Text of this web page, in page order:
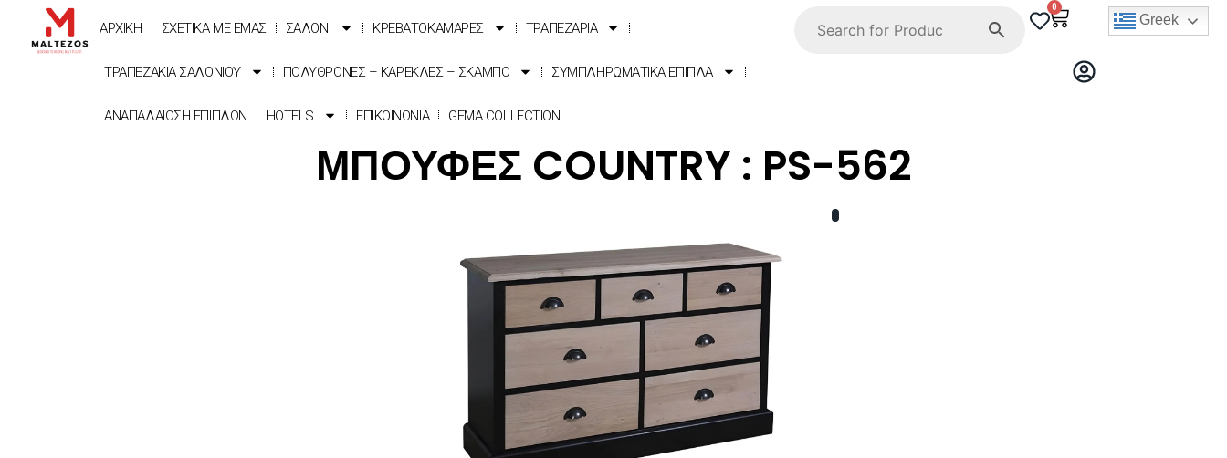
ΑΡΧΙΚΗ ΣΧΕΤΙΚΑ ΜΕ ΕΜΑΣ ΣΑΛΟΝΙ ΚΡΕΒΑΤΟΚΑΜΑΡΕΣ ΤΡΑΠΕΖΑΡΙΑ
ΤΡΑΠΕΖΑΚΙΑ ΣΑΛΟΝΙΟΥ ΠΟΛΥΘΡΟΝΕΣ – ΚΑΡΕΚΛΕΣ – ΣΚΑΜΠΟ ΣΥΜΠΛΗΡΩΜΑΤΙΚΑ ΕΠΙΠΛΑ
ΑΝΑΠΑΛΑΙΩΣΗ ΕΠΙΠΛΩΝ HOTELS ΕΠΙΚΟΙΝΩΝΙΑ GEMA COLLECTION
0
Greek
ΜΠΟΥΦΕΣ COUNTRY : PS-562